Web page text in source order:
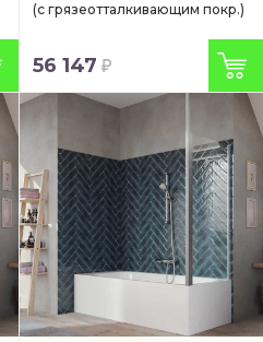
(с грязеотталкивающим покр.)
56 147